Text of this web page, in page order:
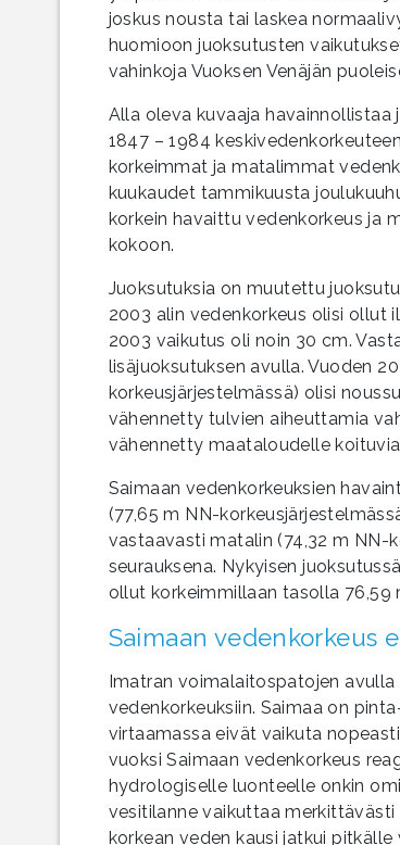
joskus nousta tai laskea
huomioon juoksutusten
vahinkoja Vuoksen Venäjän
Alla oleva kuvaaja
1847 – 1984
korkeimmat ja matalimmat
kuukaudet tammikuusta
korkein havaittu vedenkorkeus ja
kokoon.
Juoksutuksia on muutettu
2003 alin vedenkorkeus olisi ollut
2003 vaikutus oli noin 30 cm.
lisäjuoksutuksen avulla. Vuoden
korkeusjärjestelmässä) olisi
vähennetty tulvien aiheuttamia
vähennetty maataloudelle
Saimaan vedenkorkeuksien
(77,65 m NN-
vastaavasti matalin (74,32 m NN-
seurauksena. Nykyisen
ollut korkeimmillaan tasolla 76,59
Saimaan vedenkorkeus
Imatran voimalaitospatojen
vedenkorkeuksiin. Saimaa on
virtaamassa eivät vaikuta
vuoksi Saimaan vedenkorkeus
hydrologiselle luonteelle onkin
vesitilanne vaikuttaa merkittävästi
korkean veden kausi jatkui